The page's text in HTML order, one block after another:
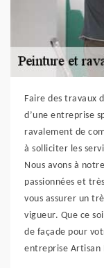
Faire des travaux
d’une entreprise
ravalement de
à solliciter les
Nous avons à
passionnées et
vous assurer un
vigueur. Que ce
de façade pour
entreprise Artisan